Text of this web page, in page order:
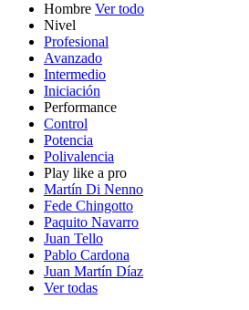
Hombre Ver todo
Nivel
Profesional
Avanzado
Intermedio
Iniciación
Performance
Control
Potencia
Polivalencia
Play like a pro
Martín Di Nenno
Fede Chingotto
Paquito Navarro
Juan Tello
Pablo Cardona
Juan Martín Díaz
Ver todas